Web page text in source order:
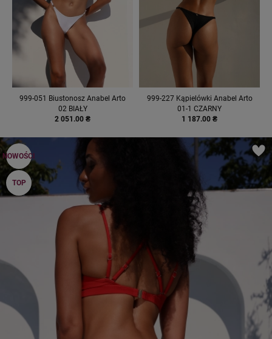
999-051 Biustonosz Anabel Arto
02 BIAŁY
2 051.00 ₴
999-227 Kąpielówki Anabel Arto
01-1 CZARNY
1 187.00 ₴
NOWOŚCI
TOP